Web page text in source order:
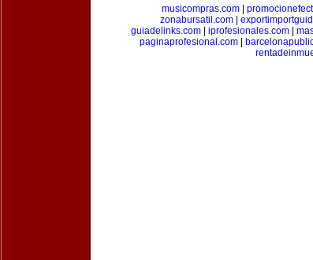
musicompras.com
zonabursatil.com
guiadelinks.com
iprofesionales.com
paginaprofesional.com|